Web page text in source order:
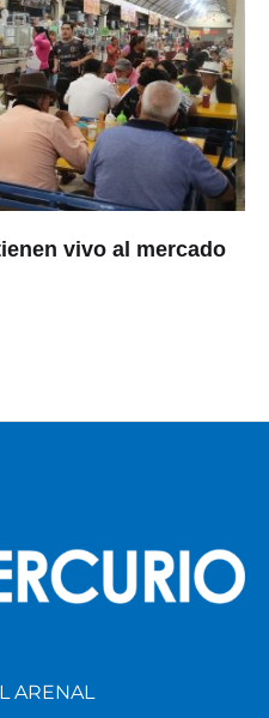
vivo al mercado
ARENAL